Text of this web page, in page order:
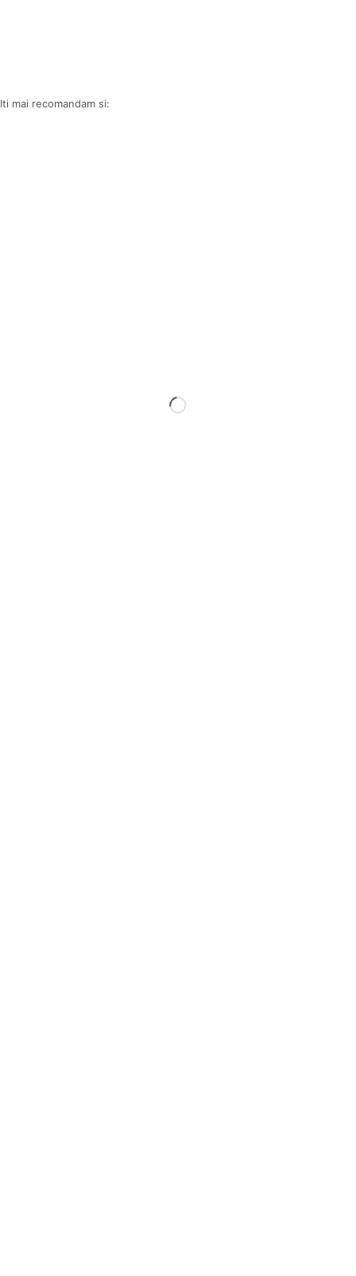
Iti mai recomandam si: